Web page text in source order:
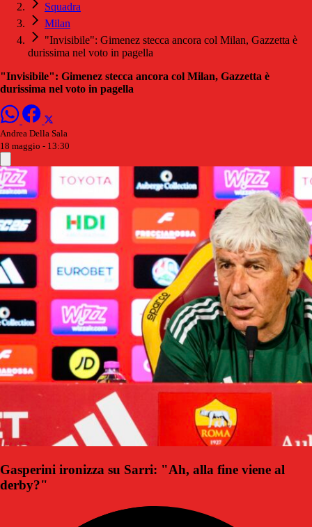
Squadra
Milan
"Invisibile": Gimenez stecca ancora col Milan, Gazzetta è
durissima nel voto in pagella
"Invisibile": Gimenez stecca ancora col Milan, Gazzetta è
durissima nel voto in pagella
Andrea Della Sala
18 maggio - 13:30
Gasperini ironizza su Sarri: "Ah, alla fine viene al
derby?"